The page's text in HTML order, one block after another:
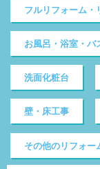
フルリフォーム・
お風呂・浴室・バ
洗面化粧台
壁・床工事
その他のリフォー